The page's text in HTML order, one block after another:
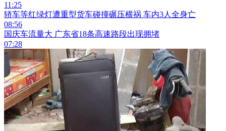
11:25
轿车等红绿灯遭重型货车碰撞碾压横祸 车内3人全身亡
08:56
国庆车流量大 广东省18条高速路段出现拥堵
07:28